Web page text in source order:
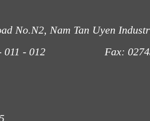
No.N2, Nam Tan Uyen
011 - 012 Fax: 02743